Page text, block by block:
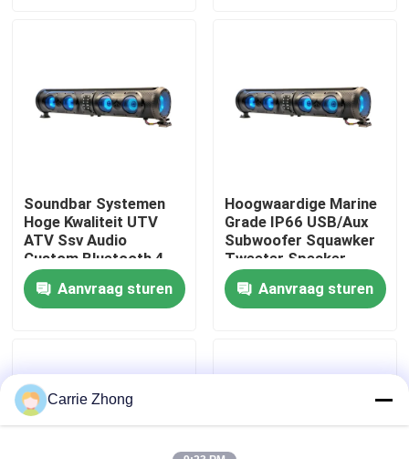
Fabrieksreis
Contact de V.S.
Nieuws
Het Wieldekking van de golfkar
Het Dashboard van de golfkar
Soundbar Systemen
Hoge Kwaliteit UTV
ATV Ssv Audio
Custom Bluetooth 4
Luidsprekers
Afstandsbediening
IP66 Waterdicht USB
Aanvraag sturen
Hoogwaardige Marine
Grade IP66 USB/Aux
Subwoofer Squawker
Tweeter Speaker
Elektrische Golfkar
Bluetooth Soundbar
Aanvraag sturen
Carrie Zhong